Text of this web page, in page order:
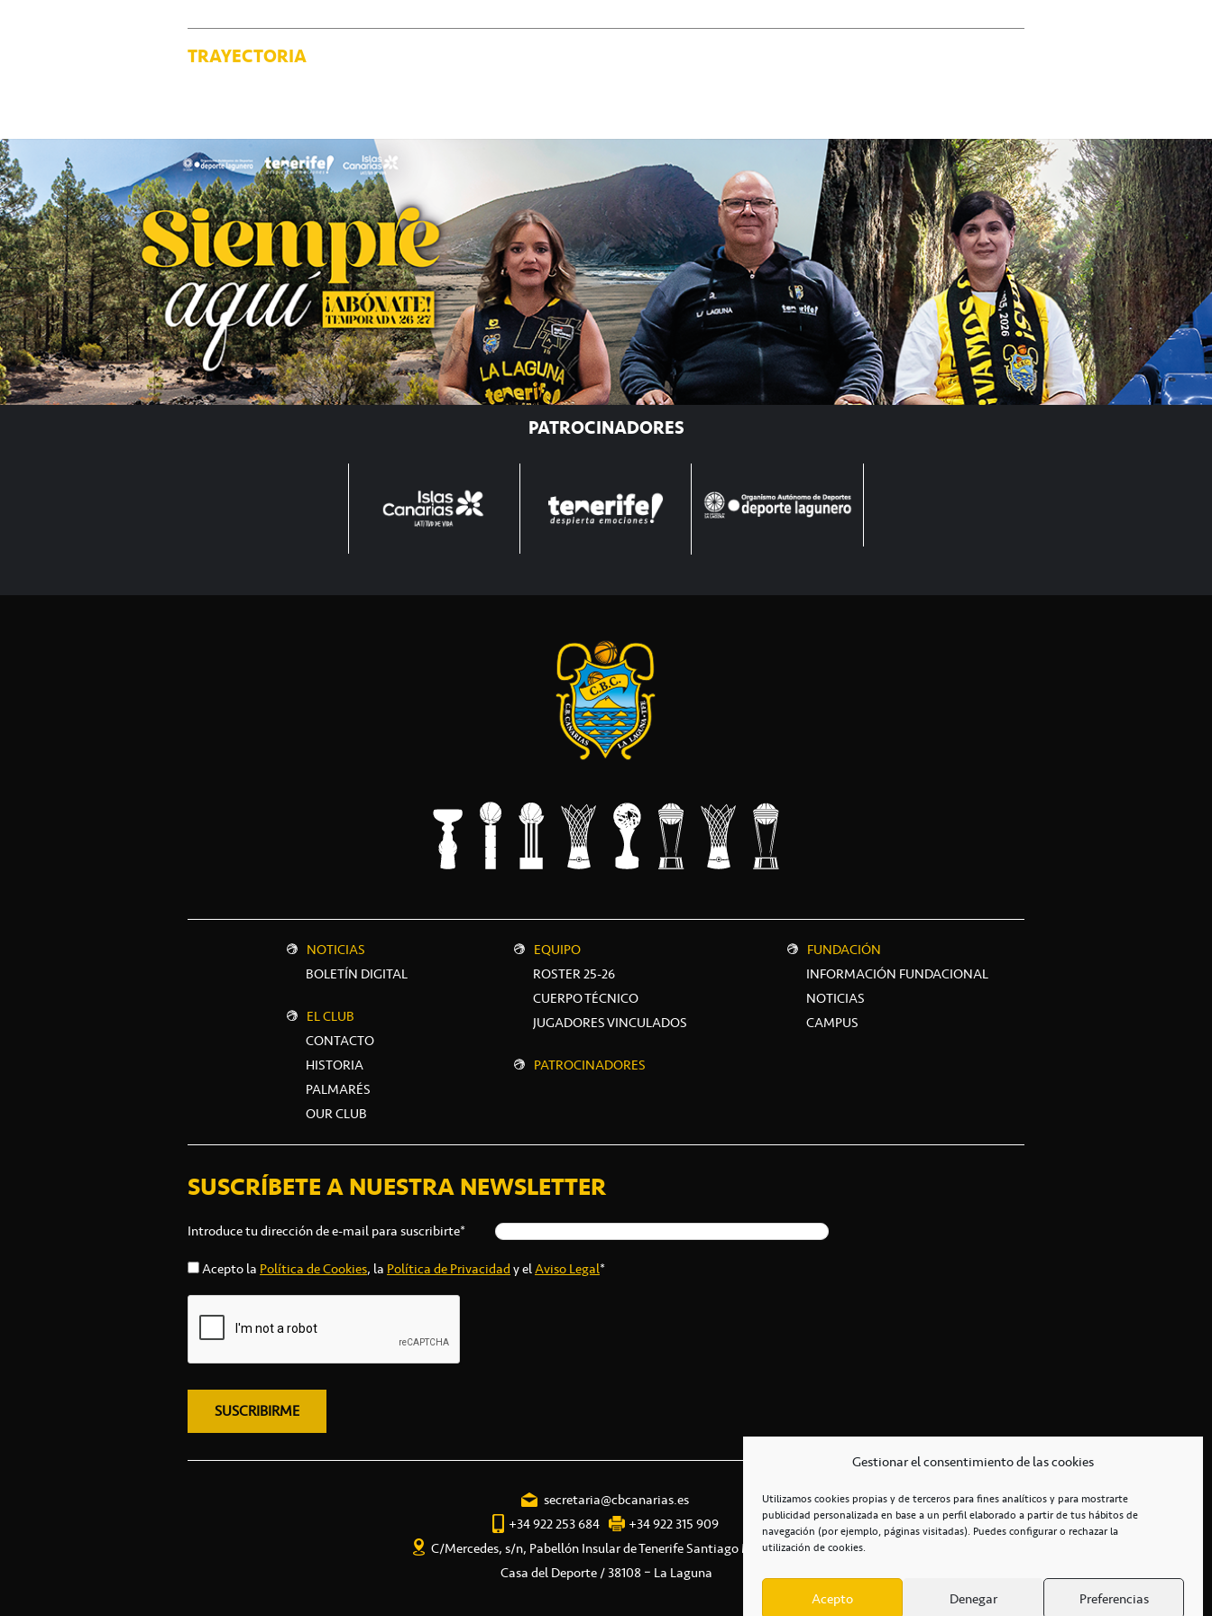
Gestionar el consentimiento de las cookies
Utilizamos cookies propias y de terceros para fines analíticos y para mostrarte
publicidad personalizada en base a un perfil elaborado a partir de tus hábitos de
navegación (por ejemplo, páginas visitadas). Puedes configurar o rechazar la
utilización de cookies.
Acepto Denegar Preferencias
TRAYECTORIA
PATROCINADORES
NOTICIAS
BOLETÍN DIGITAL
EL CLUB
CONTACTO
HISTORIA
PALMARÉS
OUR CLUB
EQUIPO
ROSTER 25-26
CUERPO TÉCNICO
JUGADORES VINCULADOS
PATROCINADORES
FUNDACIÓN
INFORMACIÓN FUNDACIONAL
NOTICIAS
CAMPUS
SUSCRÍBETE A NUESTRA NEWSLETTER
Introduce tu dirección de e-mail para suscribirte*
Acepto la Política de Cookies, la Política de Privacidady elAviso Legal*
secretaria@cbcanarias.es
+34 922 253 684
+34 922 315 909
C/Mercedes, s/n, Pabellón Insular de Tenerife Santiago Martín
Casa del Deporte / 38108 – La Laguna